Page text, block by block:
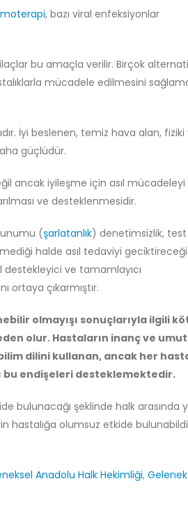
, bazı viral enfeksiyonlar
bu amaçla verilir. Birçok
mücadele edilmesini
İyi beslenen, temiz hava alan, fiziki
güçlüdür.
ancak iyileşme için asıl mücadeleyi
ve desteklenmesidir.
(şarlatanlık) denetimsizlik, test
halde asıl tedaviyi
destekleyici ve tamamlayıcı
ortaya çıkarmıştır.
olmayışı sonuçlarıyla ilgili
olur. Hastaların inanç ve
dilini kullanan, ancak her
bu endişeleri desteklemektedir.
bulunacağı şeklinde halk arasında
hastalığa olumsuz etkide
Anadolu Halk Hekimliği,